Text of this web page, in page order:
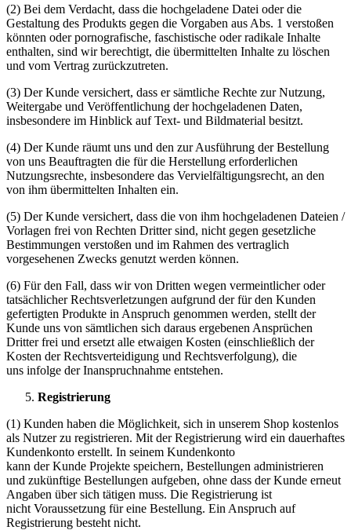
(2) Bei dem Verdacht, dass die hochgeladene Datei oder die
Gestaltung des Produkts gegen die Vorgaben aus Abs. 1 verstoßen
könnten oder pornografische, faschistische oder radikale Inhalte
enthalten, sind wir berechtigt, die übermittelten Inhalte zu löschen
und vom Vertrag zurückzutreten.
(3) Der Kunde versichert, dass er sämtliche Rechte zur Nutzung,
Weitergabe und Veröffentlichung der hochgeladenen Daten,
insbesondere im Hinblick auf Text- und Bildmaterial besitzt.
(4) Der Kunde räumt uns und den zur Ausführung der Bestellung
von uns Beauftragten die für die Herstellung erforderlichen
Nutzungsrechte, insbesondere das Vervielfältigungsrecht, an den
von ihm übermittelten Inhalten ein.
(5) Der Kunde versichert, dass die von ihm hochgeladenen Dateien /
Vorlagen frei von Rechten Dritter sind, nicht gegen gesetzliche
Bestimmungen verstoßen und im Rahmen des vertraglich
vorgesehenen Zwecks genutzt werden können.
(6) Für den Fall, dass wir von Dritten wegen vermeintlicher oder
tatsächlicher Rechtsverletzungen aufgrund der für den Kunden
gefertigten Produkte in Anspruch genommen werden, stellt der
Kunde uns von sämtlichen sich daraus ergebenen Ansprüchen
Dritter frei und ersetzt alle etwaigen Kosten (einschließlich der
Kosten der Rechtsverteidigung und Rechtsverfolgung), die
uns infolge der Inanspruchnahme entstehen.
Registrierung
(1) Kunden haben die Möglichkeit, sich in unserem Shop kostenlos
als Nutzer zu registrieren. Mit der Registrierung wird ein dauerhaftes
Kundenkonto erstellt. In seinem Kundenkonto
kann der Kunde Projekte speichern, Bestellungen administrieren
und zukünftige Bestellungen aufgeben, ohne dass der Kunde erneut
Angaben über sich tätigen muss. Die Registrierung ist
nicht Voraussetzung für eine Bestellung. Ein Anspruch auf
Registrierung besteht nicht.